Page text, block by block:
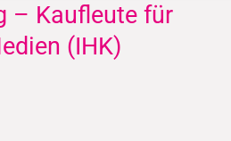
– Kaufleute für
(IHK)